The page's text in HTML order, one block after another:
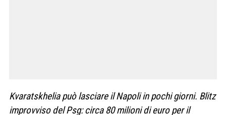
Kvaratskhelia può lasciare il Napoli in pochi giorni. Blitz
improvviso del Psg: circa 80 milioni di euro per il